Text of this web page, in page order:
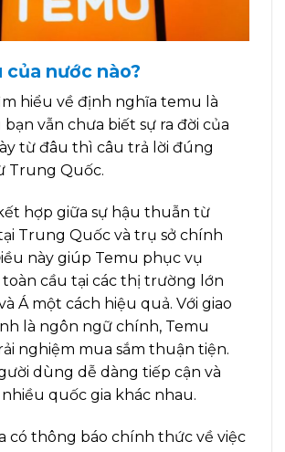
của nước nào?
hiểu về định nghĩa temu là
vẫn chưa biết sự ra đời của
từ đâu thì câu trả lời đúng
Trung Quốc.
hợp giữa sự hậu thuẫn từ
Trung Quốc và trụ sở chính
này giúp Temu phục vụ
toàn cầu tại các thị trường lớn
Á một cách hiệu quả. Với giao
là ngôn ngữ chính, Temu
nghiệm mua sắm thuận tiện.
dùng dễ dàng tiếp cận và
quốc gia khác nhau.
có thông báo chính thức về việc